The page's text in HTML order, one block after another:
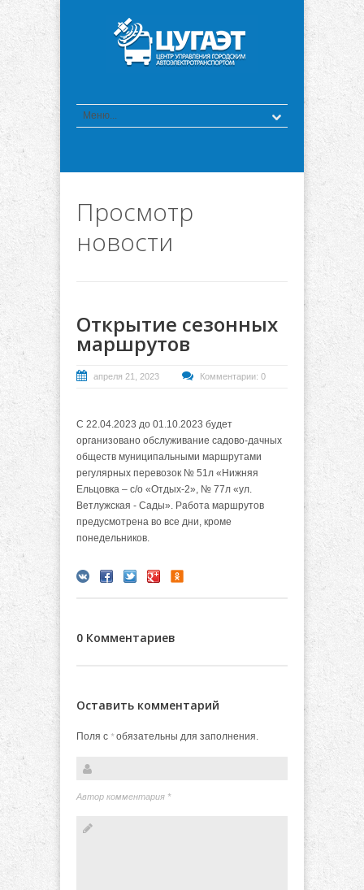
Просмотр
новости
Открытие сезонных
маршрутов
апреля 21, 2023 Комментарии: 0
С 22.04.2023 до 01.10.2023 будет
организовано обслуживание садово-дачных
обществ муниципальными маршрутами
регулярных перевозок № 51л «Нижняя
Ельцовка – с/о «Отдых-2», № 77л «ул.
Ветлужская - Сады». Работа маршрутов
предусмотрена во все дни, кроме
понедельников.
0 Комментариев
Оставить комментарий
Поля с *обязательны для заполнения.
Автор комментария *